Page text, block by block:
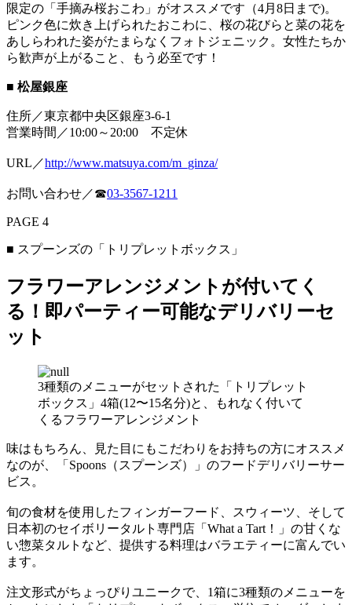
限定の「手摘み桜おこわ」がオススメです（4月8日まで)。
ピンク色に炊き上げられたおこわに、桜の花びらと菜の花を
あしらわれた姿がたまらなくフォトジェニック。女性たちか
ら歓声が上がること、もう必至です！
■ 松屋銀座
住所／東京都中央区銀座3-6-1
営業時間／10:00～20:00 不定休
URL／http://www.matsuya.com/m_ginza/
お問い合わせ／☎03-3567-1211
PAGE 4
■ スプーンズの「トリプレットボックス」
フラワーアレンジメントが付いてく
る！即パーティー可能なデリバリーセ
ット
3種類のメニューがセットされた「トリプレット
ボックス」4箱(12〜15名分)と、もれなく付いて
くるフラワーアレンジメント
味はもちろん、見た目にもこだわりをお持ちの方にオススメ
なのが、「Spoons（スプーンズ）」のフードデリバリーサー
ビス。
旬の食材を使用したフィンガーフード、スウィーツ、そして
日本初のセイボリータルト専門店「What a Tart！」の甘くな
い惣菜タルトなど、提供する料理はバラエティーに富んでい
ます。
注文形式がちょっぴりユニークで、1箱に3種類のメニューを